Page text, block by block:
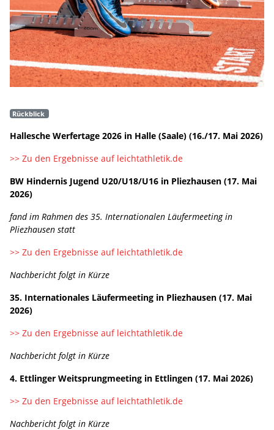
Rückblick
Hallesche Werfertage 2026 in Halle (Saale) (16./17. Mai 2026)
>> Zu den Ergebnisse auf leichtathletik.de
BW Hindernis Jugend U20/U18/U16 in Pliezhausen (17. Mai
2026)
fand im Rahmen des 35. Internationalen Läufermeeting in
Pliezhausen statt
>> Zu den Ergebnisse auf leichtathletik.de
Nachbericht folgt in Kürze
35. Internationales Läufermeeting in Pliezhausen (17. Mai
2026)
>> Zu den Ergebnisse auf leichtathletik.de
Nachbericht folgt in Kürze
4. Ettlinger Weitsprungmeeting in Ettlingen (17. Mai 2026)
>> Zu den Ergebnisse auf leichtathletik.de
Nachbericht folgt in Kürze